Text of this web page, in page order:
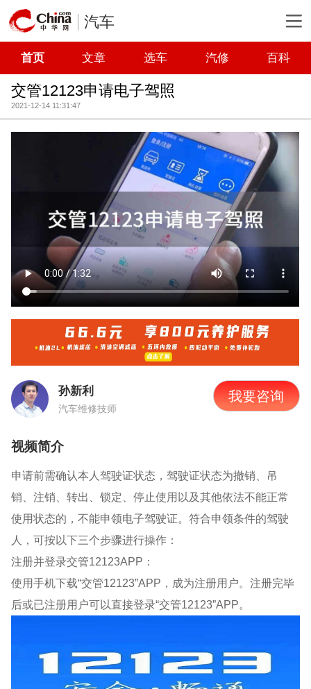
汽车
首页 文章 选车 汽修 百科
交管12123申请电子驾照
2021-12-14 11:31:47
孙新利
汽车维修技师
我要咨询
视频简介
申请前需确认本人驾驶证状态，驾驶证状态为撤销、吊
销、注销、转出、锁定、停止使用以及其他依法不能正常
使用状态的，不能申领电子驾驶证。符合申领条件的驾驶
人，可按以下三个步骤进行操作：
注册并登录交管12123APP：
使用手机下载“交管12123”APP，成为注册用户。注册完毕
后或已注册用户可以直接登录“交管12123”APP。